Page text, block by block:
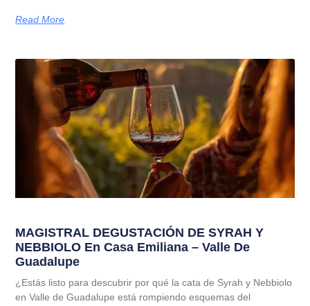
Read More
MAGISTRAL DEGUSTACIÓN DE SYRAH Y
NEBBIOLO En Casa Emiliana – Valle De
Guadalupe
¿Estás listo para descubrir por qué la cata de Syrah y Nebbiolo
en Valle de Guadalupe está rompiendo esquemas del